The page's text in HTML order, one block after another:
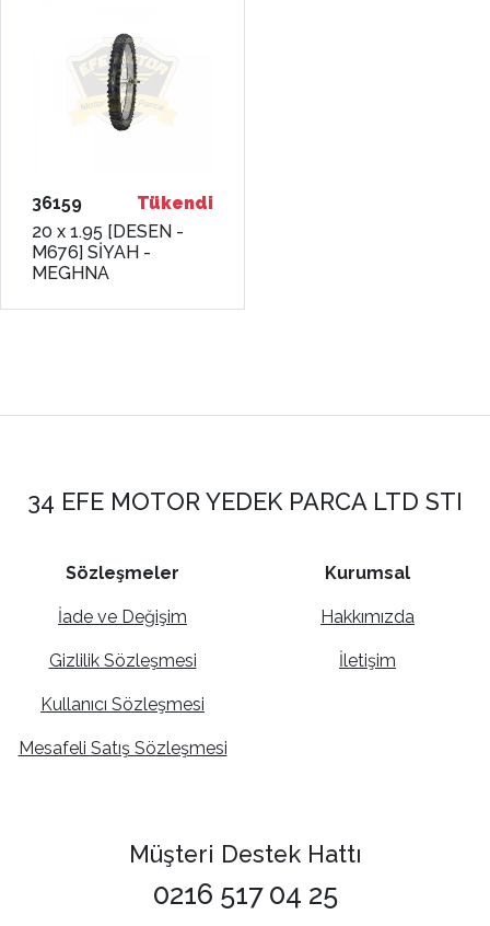
36159
Tükendi
20 x 1.95 [DESEN -
M676] SİYAH -
MEGHNA
34 EFE MOTOR YEDEK PARCA LTD STI
Sözleşmeler
İade ve Değişim
Gizlilik Sözleşmesi
Kullanıcı Sözleşmesi
Mesafeli Satış Sözleşmesi
Kurumsal
Hakkımızda
İletişim
Müşteri Destek Hattı
0216 517 04 25